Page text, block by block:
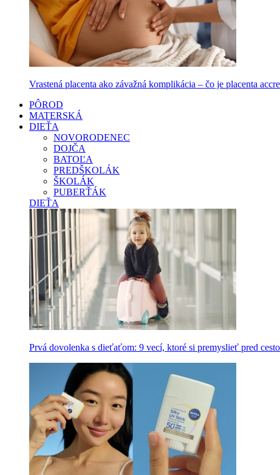
Vrastená placenta ako závažná komplikácia – čo je placenta
PÔROD
MATERSKÁ
DIEŤA
NOVORODENEC
DOJČA
BATOĽA
PREDŠKOLÁK
ŠKOLÁK
PUBERŤÁK
DIEŤA
Prvá dovolenka s dieťaťom: 9 vecí, ktoré si premyslieť pred